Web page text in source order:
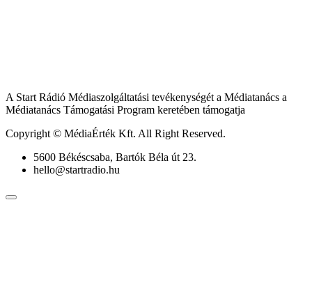
A Start Rádió Médiaszolgáltatási tevékenységét a Médiatanács a
Médiatanács Támogatási Program keretében támogatja
Copyright © MédiaÉrték Kft. All Right Reserved.
5600 Békéscsaba, Bartók Béla út 23.
hello@startradio.hu